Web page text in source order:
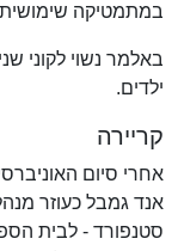
במתמטיקה
באלמר נשוי לקוני
ילדים.
קריירה
אחרי סיום
אנד גמבל כעוזר
סטנפורד - לבית